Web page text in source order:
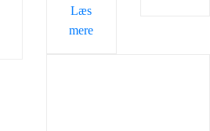
Læs
mere